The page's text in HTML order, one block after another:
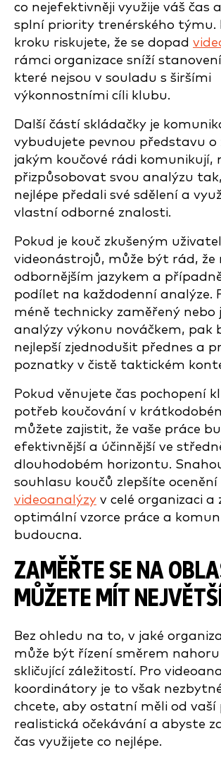
co nejefektivněji využije váš čas
splní priority trenérského týmu.
kroku riskujete, že se dopad
rámci organizace sníží
které nejsou v souladu s širšími
výkonnostními cíli klubu.
Další částí skládačky je
vybudujete pevnou představu o
jakým koučové rádi komunikují,
přizpůsobovat svou analýzu
nejlépe předali své sdělení a
vlastní odborné znalosti.
Pokud je kouč zkušeným
videonástrojů, může být rád,
odbornějším jazykem a
podílet na každodenní analýze.
méně technicky zaměřený nebo
analýzy výkonu nováčkem, pak
nejlepší zjednodušit přednes a
poznatky v čistě taktickém
Pokud věnujete čas pochopení
potřeb koučování v
můžete zajistit, že vaše práce
efektivnější a účinnější ve
dlouhodobém horizontu.
souhlasu koučů zlepšíte ocenění
videoanalýzy v celé organizaci a
optimální vzorce práce a
budoucna.
ZAMĚŘTE SE NA
MŮŽETE MÍT
Bez ohledu na to, v jaké
může být řízení směrem
skličující záležitostí. Pro
koordinátory je to však
chcete, aby ostatní měli od vaší
realistická očekávání a abyste
čas využijete co nejlépe.